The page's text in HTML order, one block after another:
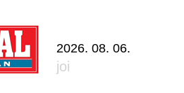
2026. 08. 06.
joi